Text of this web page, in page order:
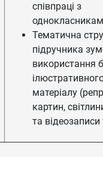
співпраці з
Тематична
підручника
використання
матеріалу
картин,
та